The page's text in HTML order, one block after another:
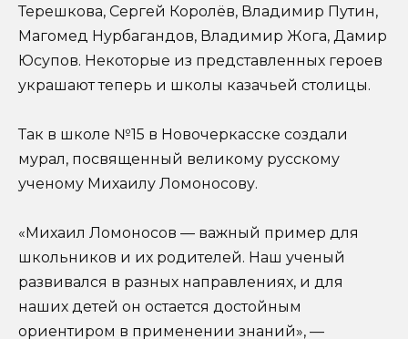
Терешкова, Сергей Королёв, Владимир Путин,
Магомед Нурбагандов, Владимир Жога, Дамир
Юсупов. Некоторые из представленных героев
украшают теперь и школы казачьей столицы.
Так в школе №15 в Новочеркасске создали
мурал, посвященный великому русскому
ученому Михаилу Ломоносову.
«Михаил Ломоносов — важный пример для
школьников и их родителей. Наш ученый
развивался в разных направлениях, и для
наших детей он остается достойным
ориентиром в применении знаний», —